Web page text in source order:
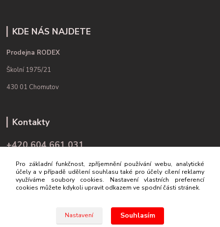
KDE NÁS NAJDETE
Prodejna RODEX
Školní 1975/21
430 01 Chomutov
Kontakty
+420 604 661 031
info@rodex.cz
Pro základní funkčnost, zpříjemnění používání webu, analytické
účely a v případě udělení souhlasu také pro účely cílení reklamy
využíváme soubory cookies. Nastavení vlastních preferencí
cookies můžete kdykoli upravit odkazem ve spodní části stránek.
Nastavení Souhlasím